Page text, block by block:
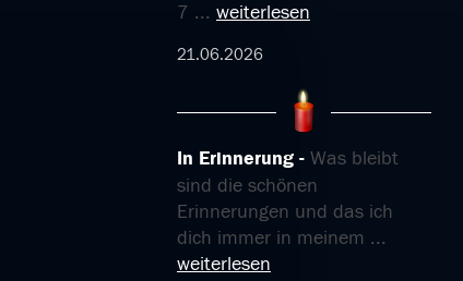
7 ... weiterlesen
21.06.2026
In Erinnerung
Was bleibt
sind die schönen
Erinnerungen und das ich
dich immer in meinem ...
weiterlesen